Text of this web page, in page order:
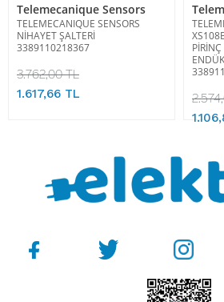
Telemecanique Sensors
TELEMECANIQUE SENSORS
NİHAYET ŞALTERİ
3389110218367
3.762,00 TL
1.617,66 TL